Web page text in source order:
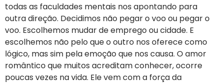
todas as faculdades mentais nos apontando para
outra direção. Decidimos não pegar o voo ou pegar o
voo. Escolhemos mudar de emprego ou cidade. E
escolhemos não pelo que o outro nos oferece como
lógico, mas sim pela emoção que nos causa. O amor
romântico que muitos acreditam conhecer, ocorre
poucas vezes na vida. Ele vem com a força da